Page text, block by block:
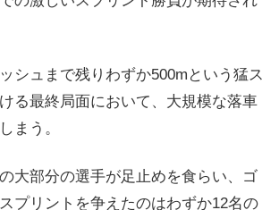
シュまで残りわずか500mという猛ス
る最終局面において、大規模な落車
まう。
大部分の選手が足止めを食らい、ゴ
プリントを争えたのはわずか12名の